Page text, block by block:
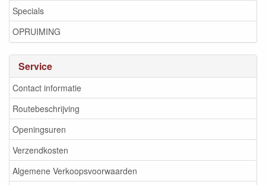
Specials
OPRUIMING
Service
Contact informatie
Routebeschrijving
Openingsuren
Verzendkosten
Algemene Verkoopsvoorwaarden